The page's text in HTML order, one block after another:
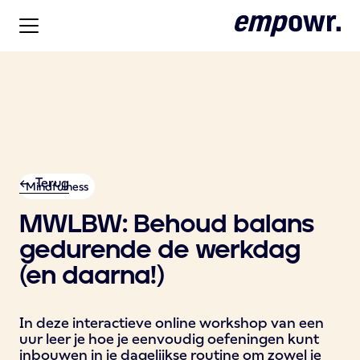
Mindfulness
MWLBW: Behoud balans
gedurende de werkdag
(en daarna!)
In deze interactieve online workshop van een
uur leer je hoe je eenvoudig oefeningen kunt
inbouwen in je dagelijkse routine om zowel je
<- Terug